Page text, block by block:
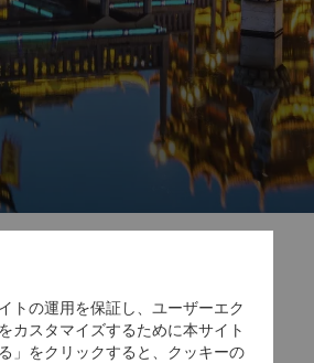
続
トの運用を保証し、ユーザーエク
カスタマイズするために本サイト
」をクリックすると、クッキーの